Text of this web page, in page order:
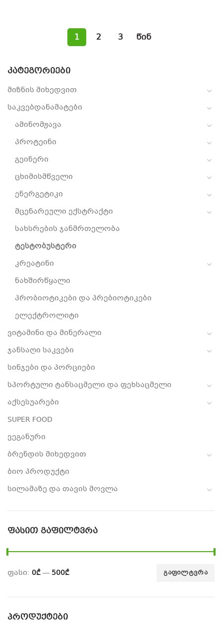
ᲙᲐᲢᲔᲒᲝᲠᲘᲔᲑᲘ
მიზნის მიხედვით
საკვებდანამატები
ამინომჟავა
პროტეინი
გეინერი
ცხიმისმწველი
ენერგეტიკი
მცენარეული ექსტრაქტი
სახსრების ჯანმრთელობა
ტესტობუსტერი
კრეატინი
ნახშირწყალი
პრობიოტიკები და პრებიოტიკები
ელექტროლიტი
ვიტამინი და მინერალი
ჯანსაღი საკვები
სინჯები და პორციები
სპორტული ტანსაცმელი და ფეხსაცმელი
აქსესუარები
SUPER FOOD
ვეგანური
ბრენდის მიხედვით
ბიო პროდუქტი
სილამაზე და თავის მოვლა
ᲤᲐᲡᲘᲗ ᲒᲐᲤᲘᲚᲢᲕᲠᲐ
ᲒᲐᲤᲘᲚᲢᲕᲠᲐ
ფასი: 0₾— 500₾
ᲞᲠᲝᲓᲣᲥᲢᲔᲑᲘ
1 2 3 წინ